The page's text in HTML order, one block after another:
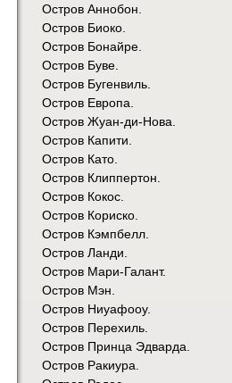
Остров Аннобон.
Остров Биоко.
Остров Бонайре.
Остров Буве.
Остров Бугенвиль.
Остров Европа.
Остров Жуан-ди-Нова.
Остров Капити.
Остров Като.
Остров Клиппертон.
Остров Кокос.
Остров Кориско.
Остров Кэмпбелл.
Остров Ланди.
Остров Мари-Галант.
Остров Мэн.
Остров Ниуафооу.
Остров Перехиль.
Остров Принца Эдварда.
Остров Ракиура.